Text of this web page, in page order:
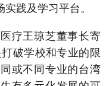
践及学习平台。
疗王琼芝董事长寄
破学校和专业的限
或不同专业的台湾